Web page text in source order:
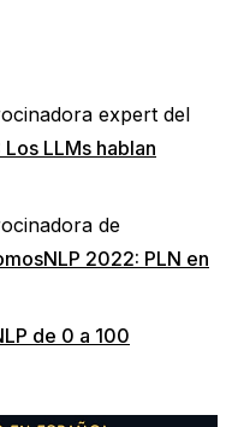
expert del
LLMs hablan
de
2022: PLN en
de 0 a 100